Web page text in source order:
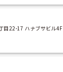
目22-17 ハナブサビル4F